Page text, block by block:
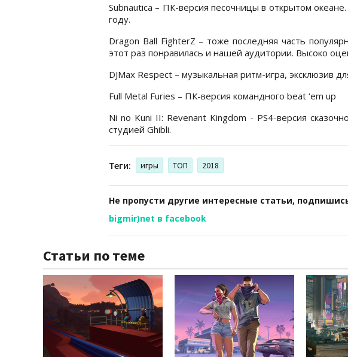
Subnautica – ПК-версия песочницы в открытом
году.
Dragon Ball FighterZ – тоже последняя часть
этот раз понравилась и нашей аудитории. Высоко
DJMax Respect – музыкальная ритм-игра, эксклюзив
Full Metal Furies – ПК-версия командного beat ‘em up
Ni no Kuni II: Revenant Kingdom - PS4-версия
студией Ghibli.
Теги: игры ТОП 2018
Не пропусти другие интересные статьи,
bigmir)net в facebook
Статьи по теме